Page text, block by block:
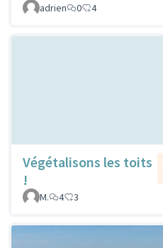
adrien
0 4
Végétalisons les toits
!
M.
4 3